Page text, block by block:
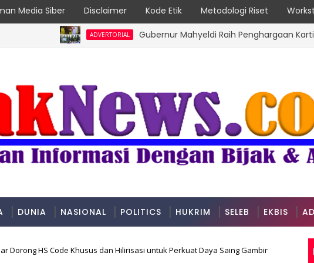
Media Siber Disclaimer Kode Etik Metodologi Riset
ADVERTORIAL Gubernur Mahyeldi Raih Penghargaan Kartika
DUNIA NASIONAL POLITICS HUKRIM SELEB EKBIS
Dorong HS Code Khusus dan Hilirisasi untuk Perkuat Daya Saing Gambir